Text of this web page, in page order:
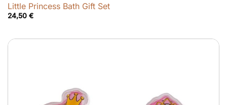
Little Princess Bath Gift Set
24,50 €